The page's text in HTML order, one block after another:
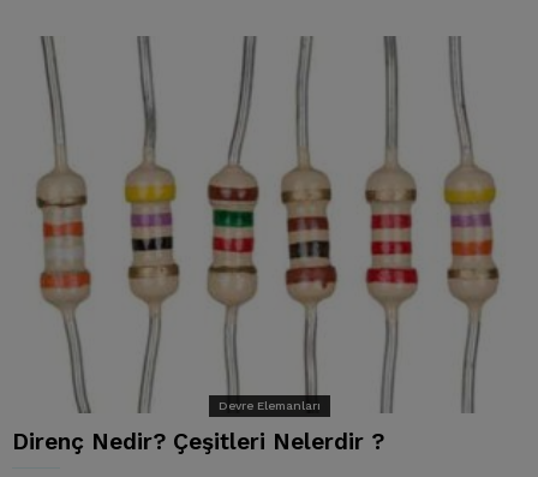
Devre Elemanları
Direnç Nedir? Çeşitleri Nelerdir ?